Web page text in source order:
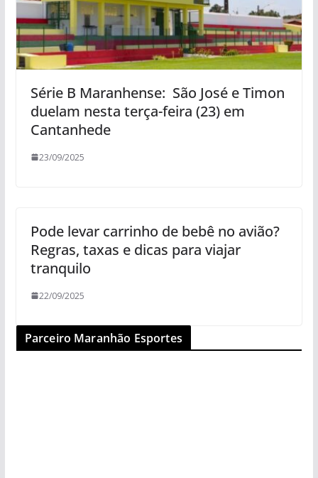
Série B Maranhense: São José e Timon
duelam nesta terça-feira (23) em
Cantanhede
23/09/2025
Pode levar carrinho de bebê no avião?
Regras, taxas e dicas para viajar
tranquilo
22/09/2025
Parceiro Maranhão Esportes